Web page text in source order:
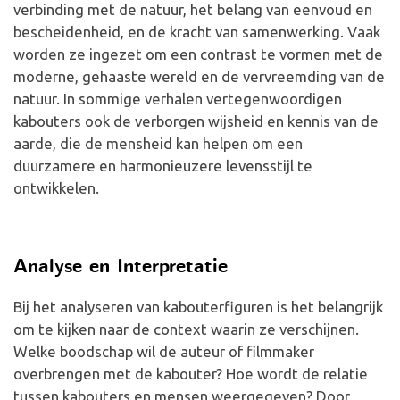
verbinding met de natuur, het belang van eenvoud en
bescheidenheid, en de kracht van samenwerking. Vaak
worden ze ingezet om een contrast te vormen met de
moderne, gehaaste wereld en de vervreemding van de
natuur. In sommige verhalen vertegenwoordigen
kabouters ook de verborgen wijsheid en kennis van de
aarde, die de mensheid kan helpen om een
duurzamere en harmonieuzere levensstijl te
ontwikkelen.
Analyse en Interpretatie
Bij het analyseren van kabouterfiguren is het belangrijk
om te kijken naar de context waarin ze verschijnen.
Welke boodschap wil de auteur of filmmaker
overbrengen met de kabouter? Hoe wordt de relatie
tussen kabouters en mensen weergegeven? Door